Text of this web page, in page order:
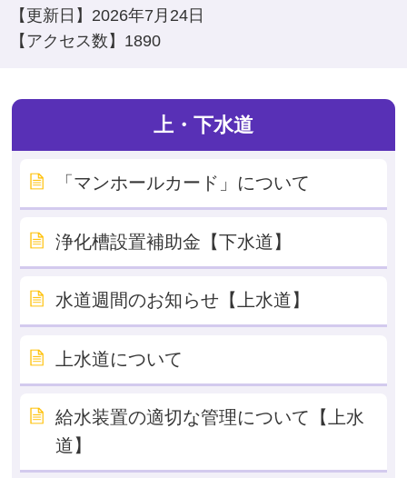
【更新日】 2026年7月24日
【アクセス数】 1890
上・下水道
「マンホールカード」について
浄化槽設置補助金【下水道】
水道週間のお知らせ【上水道】
上水道について
給水装置の適切な管理について【上水
道】